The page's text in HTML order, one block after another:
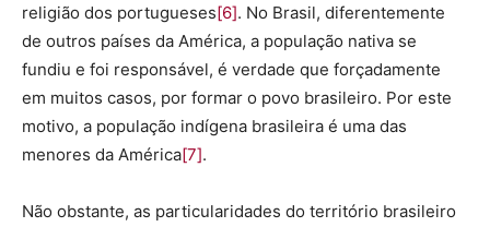
religião dos portugueses[6]. No Brasil, diferentemente
de outros países da América, a população nativa se
fundiu e foi responsável, é verdade que forçadamente
em muitos casos, por formar o povo brasileiro. Por este
motivo, a população indígena brasileira é uma das
menores da América[7].
Não obstante, as particularidades do território brasileiro